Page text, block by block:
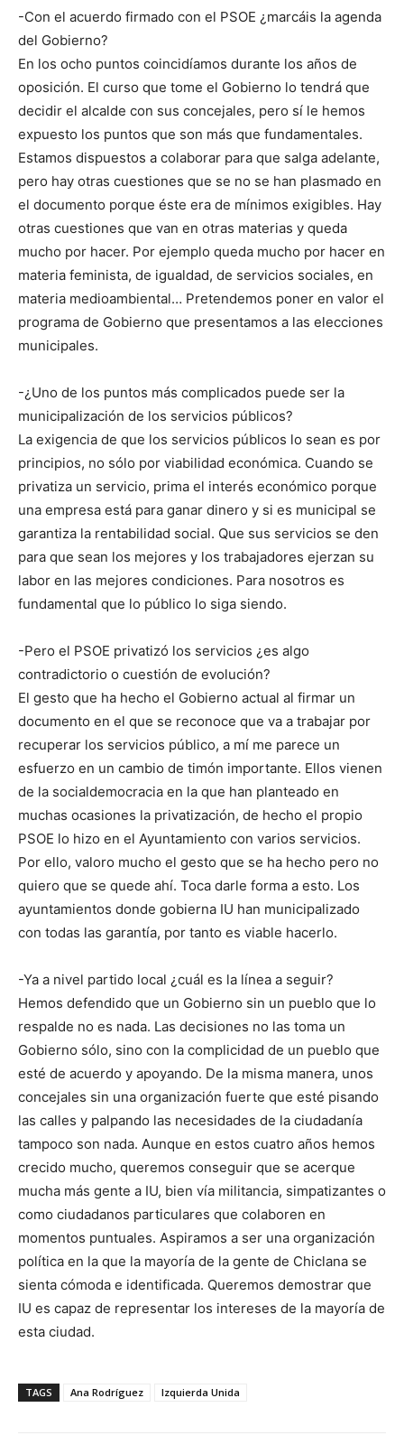
-Con el acuerdo firmado con el PSOE ¿marcáis la agenda
del Gobierno?
En los ocho puntos coincidíamos durante los años de
oposición. El curso que tome el Gobierno lo tendrá que
decidir el alcalde con sus concejales, pero sí le hemos
expuesto los puntos que son más que fundamentales.
Estamos dispuestos a colaborar para que salga adelante,
pero hay otras cuestiones que se no se han plasmado en
el documento porque éste era de mínimos exigibles. Hay
otras cuestiones que van en otras materias y queda
mucho por hacer. Por ejemplo queda mucho por hacer en
materia feminista, de igualdad, de servicios sociales, en
materia medioambiental… Pretendemos poner en valor el
programa de Gobierno que presentamos a las elecciones
municipales.
-¿Uno de los puntos más complicados puede ser la
municipalización de los servicios públicos?
La exigencia de que los servicios públicos lo sean es por
principios, no sólo por viabilidad económica. Cuando se
privatiza un servicio, prima el interés económico porque
una empresa está para ganar dinero y si es municipal se
garantiza la rentabilidad social. Que sus servicios se den
para que sean los mejores y los trabajadores ejerzan su
labor en las mejores condiciones. Para nosotros es
fundamental que lo público lo siga siendo.
-Pero el PSOE privatizó los servicios ¿es algo
contradictorio o cuestión de evolución?
El gesto que ha hecho el Gobierno actual al firmar un
documento en el que se reconoce que va a trabajar por
recuperar los servicios público, a mí me parece un
esfuerzo en un cambio de timón importante. Ellos vienen
de la socialdemocracia en la que han planteado en
muchas ocasiones la privatización, de hecho el propio
PSOE lo hizo en el Ayuntamiento con varios servicios.
Por ello, valoro mucho el gesto que se ha hecho pero no
quiero que se quede ahí. Toca darle forma a esto. Los
ayuntamientos donde gobierna IU han municipalizado
con todas las garantía, por tanto es viable hacerlo.
-Ya a nivel partido local ¿cuál es la línea a seguir?
Hemos defendido que un Gobierno sin un pueblo que lo
respalde no es nada. Las decisiones no las toma un
Gobierno sólo, sino con la complicidad de un pueblo que
esté de acuerdo y apoyando. De la misma manera, unos
concejales sin una organización fuerte que esté pisando
las calles y palpando las necesidades de la ciudadanía
tampoco son nada. Aunque en estos cuatro años hemos
crecido mucho, queremos conseguir que se acerque
mucha más gente a IU, bien vía militancia, simpatizantes o
como ciudadanos particulares que colaboren en
momentos puntuales. Aspiramos a ser una organización
política en la que la mayoría de la gente de Chiclana se
sienta cómoda e identificada. Queremos demostrar que
IU es capaz de representar los intereses de la mayoría de
esta ciudad.
TAGS Ana Rodríguez Izquierda Unida